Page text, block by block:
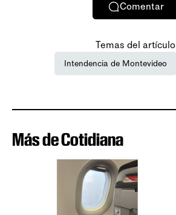
Comentar
Temas del artículo
Intendencia de Montevideo
Más de Cotidiana